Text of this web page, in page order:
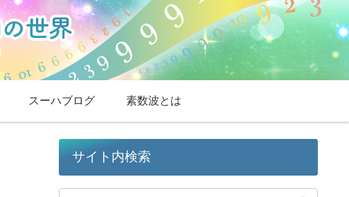
スーハブログ 素数波とは
サイト内検索